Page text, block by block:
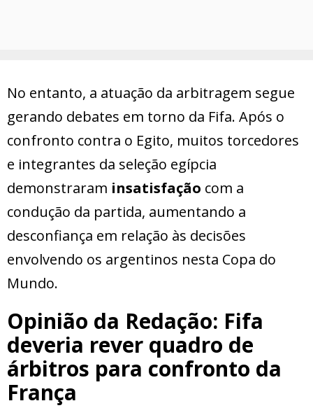
No entanto, a atuação da arbitragem segue
gerando debates em torno da Fifa. Após o
confronto contra o Egito, muitos torcedores
e integrantes da seleção egípcia
demonstraram insatisfação com a
condução da partida, aumentando a
desconfiança em relação às decisões
envolvendo os argentinos nesta Copa do
Mundo.
Opinião da Redação: Fifa
deveria rever quadro de
árbitros para confronto da
França